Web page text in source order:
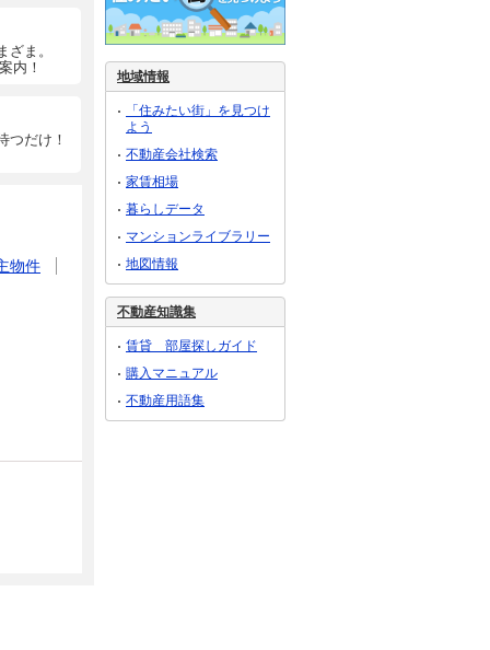
ま。
内！
つだけ！
物件
地域情報
「住みたい街」を見つけ
よう
不動産会社検索
家賃相場
暮らしデータ
マンションライブラリー
地図情報
不動産知識集
賃貸 部屋探しガイド
購入マニュアル
不動産用語集